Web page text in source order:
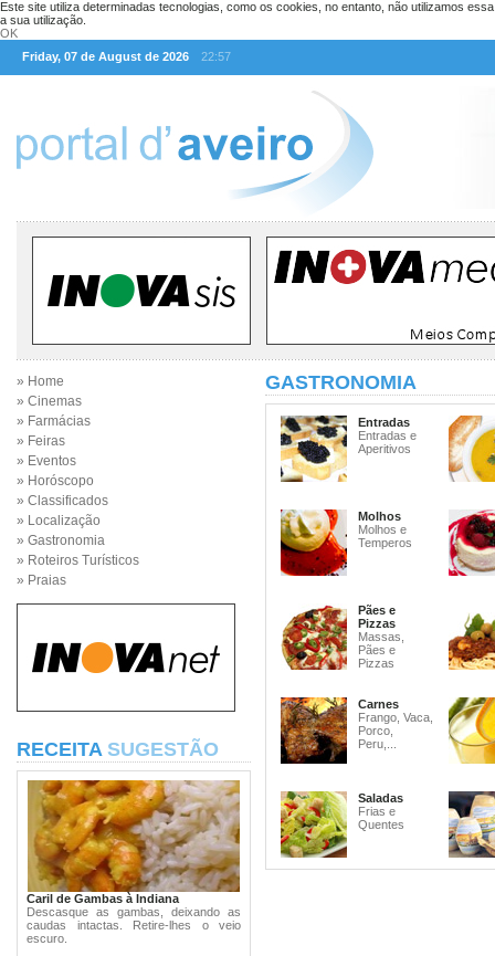
Este site utiliza determinadas tecnologias, como os cookies, no entanto, não utilizamos
a sua utilização.
OK
Friday, 07 de August de 2026
22:57
» Home
» Cinemas
» Farmácias
» Feiras
» Eventos
» Horóscopo
» Classificados
» Localização
» Gastronomia
» Roteiros Turísticos
» Praias
RECEITA SUGESTÃO
Caril de Gambas à Indiana
Descasque as gambas, deixando as
caudas intactas. Retire-lhes o veio
escuro.
GASTRONOMIA
Entradas
Entradas e
Aperitivos
Molhos
Molhos e
Temperos
Pães e
Pizzas
Massas,
Pães e
Pizzas
Carnes
Frango, Vaca,
Porco,
Peru,...
Saladas
Frias e
Quentes